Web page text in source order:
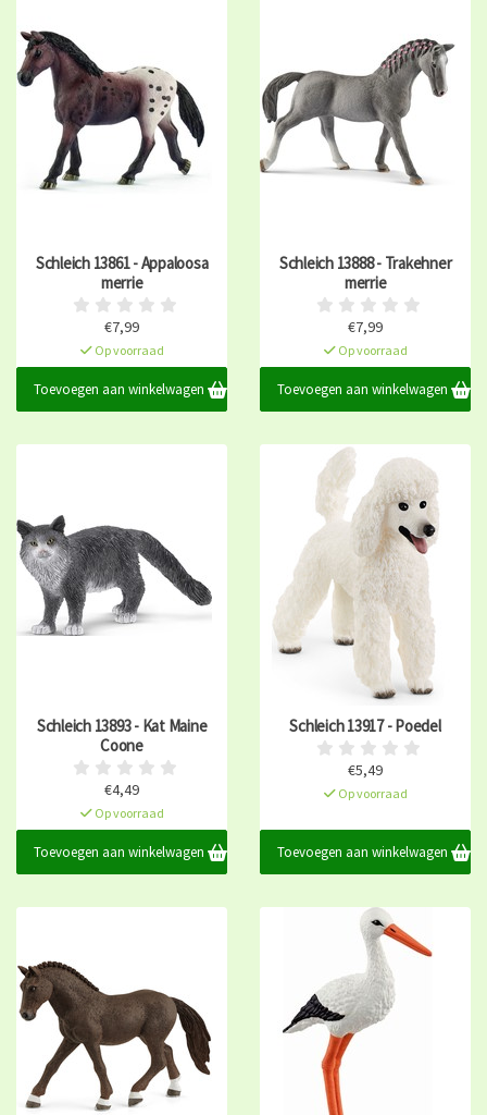
Schleich 13861 - Appaloosa
merrie
€7,99
Op voorraad
Toevoegen aan winkelwagen
Schleich 13888 - Trakehner
merrie
€7,99
Op voorraad
Toevoegen aan winkelwagen
Schleich 13893 - Kat Maine
Coone
€4,49
Op voorraad
Toevoegen aan winkelwagen
Schleich 13917 - Poedel
€5,49
Op voorraad
Toevoegen aan winkelwagen